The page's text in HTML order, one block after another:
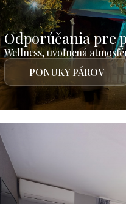
Odporúčania pre
Wellness, uvoľnená
PONUKY PÁROV